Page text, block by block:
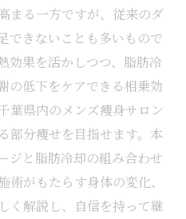
まる一方ですが、従来のダ
できないことも多いもので
効果を活かしつつ、脂肪冷
の低下をケアできる相乗効
葉県内のメンズ痩身サロン
部分痩せを目指せます。本
ジと脂肪冷却の組み合わせ
がもたらす身体の変化、
く解説し、自信を持って継